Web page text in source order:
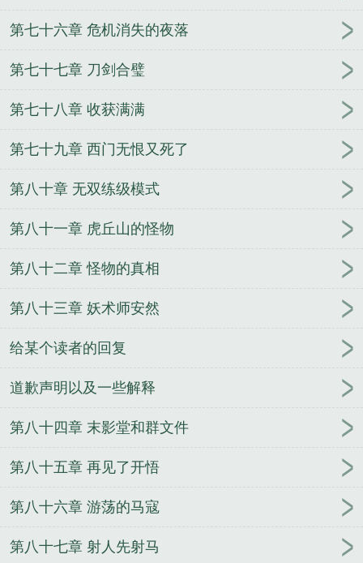
第七十六章 危机消失的夜落
第七十七章 刀剑合璧
第七十八章 收获满满
第七十九章 西门无恨又死了
第八十章 无双练级模式
第八十一章 虎丘山的怪物
第八十二章 怪物的真相
第八十三章 妖术师安然
给某个读者的回复
道歉声明以及一些解释
第八十四章 末影堂和群文件
第八十五章 再见了开悟
第八十六章 游荡的马寇
第八十七章 射人先射马